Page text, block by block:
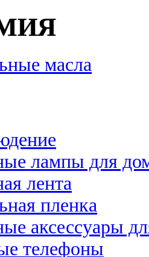
масла
лампы для
лента
пленка
аксессуары
телефоны